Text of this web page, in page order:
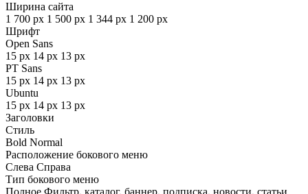
Ширина сайта
1 700 px 1 500 px 1 344 px 1 200 px
Шрифт
Open Sans
15 px 14 px 13 px
PT Sans
15 px 14 px 13 px
Ubuntu
15 px 14 px 13 px
Заголовки
Стиль
Bold Normal
Расположение бокового меню
Слева Справа
Тип бокового меню
Полное Фильтр, каталог, баннер, подписка, новости, статьи